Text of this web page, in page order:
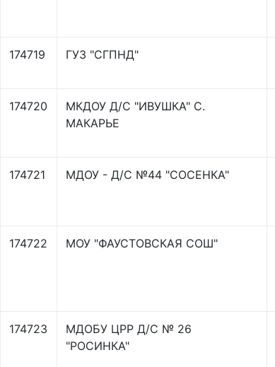
174719 ГУЗ "СГПНД"
174720
МКДОУ Д/С "ИВУШКА" С.
МАКАРЬЕ
174721 МДОУ - Д/С №44 "СОСЕНКА"
174722 МОУ "ФАУСТОВСКАЯ СОШ"
174723
МДОБУ ЦРР Д/С № 26
"РОСИНКА"